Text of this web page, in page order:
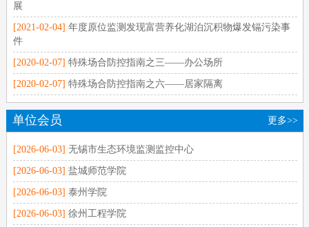
展
[2021-02-04] 年度原位监测发现富营养化湖泊沉积物爆发镉污染事
件
[2020-02-07] 特殊场合防控指南之三——办公场所
[2020-02-07] 特殊场合防控指南之六——居家隔离
单位会员 更多>>
[2026-06-03] 无锡市生态环境监测监控中心
[2026-06-03] 盐城师范学院
[2026-06-03] 泰州学院
[2026-06-03] 徐州工程学院